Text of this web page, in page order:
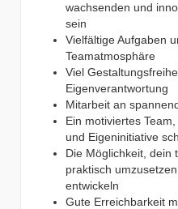
wachsenden und
sein
Vielfältige Aufgaben
Teamatmosphäre
Viel
Eigenverantwortung
Mitarbeit an
Ein motiviertes
und Eigeninitiative
Die Möglichkeit, dein
praktisch
entwickeln
Gute Erreichbarkeit